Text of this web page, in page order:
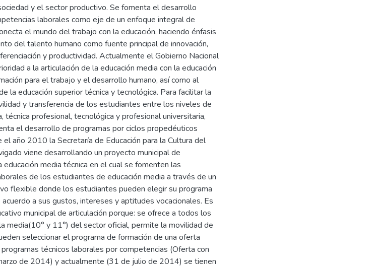
y el sector productivo. Se fomenta el desarrollo
laborales como eje de un enfoque integral de
el mundo del trabajo con la educación, haciendo énfasis
del talento humano como fuente principal de innovación,
y productividad. Actualmente el Gobierno Nacional
a la articulación de la educación media con la educación
para el trabajo y el desarrollo humano, así como al
la educación superior técnica y tecnológica. Para facilitar la
y transferencia de los estudiantes entre los niveles de
técnica profesional, tecnológica y profesional universitaria,
el desarrollo de programas por ciclos propedéuticos
año 2010 la Secretaría de Educación para la Cultura del
viene desarrollando un proyecto municipal de
educación media técnica en el cual se fomenten las
de los estudiantes de educación media a través de un
flexible donde los estudiantes pueden elegir su programa
a sus gustos, intereses y aptitudes vocacionales. Es
municipal de articulación porque: se ofrece a todos los
media(10° y 11°) del sector oficial, permite la movilidad de
seleccionar el programa de formación de una oferta
técnicos laborales por competencias (Oferta con
de 2014) y actualmente (31 de julio de 2014) se tienen